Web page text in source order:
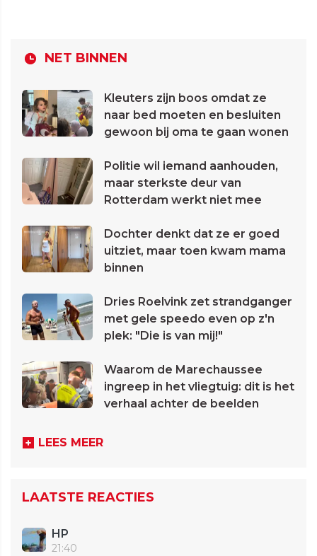
NET BINNEN
Kleuters zijn boos omdat ze
naar bed moeten en besluiten
gewoon bij oma te gaan wonen
Politie wil iemand aanhouden,
maar sterkste deur van
Rotterdam werkt niet mee
Dochter denkt dat ze er goed
uitziet, maar toen kwam mama
binnen
Dries Roelvink zet strandganger
met gele speedo even op z'n
plek: "Die is van mij!"
Waarom de Marechaussee
ingreep in het vliegtuig: dit is het
verhaal achter de beelden
LEES MEER
LAATSTE REACTIES
HP
21:40